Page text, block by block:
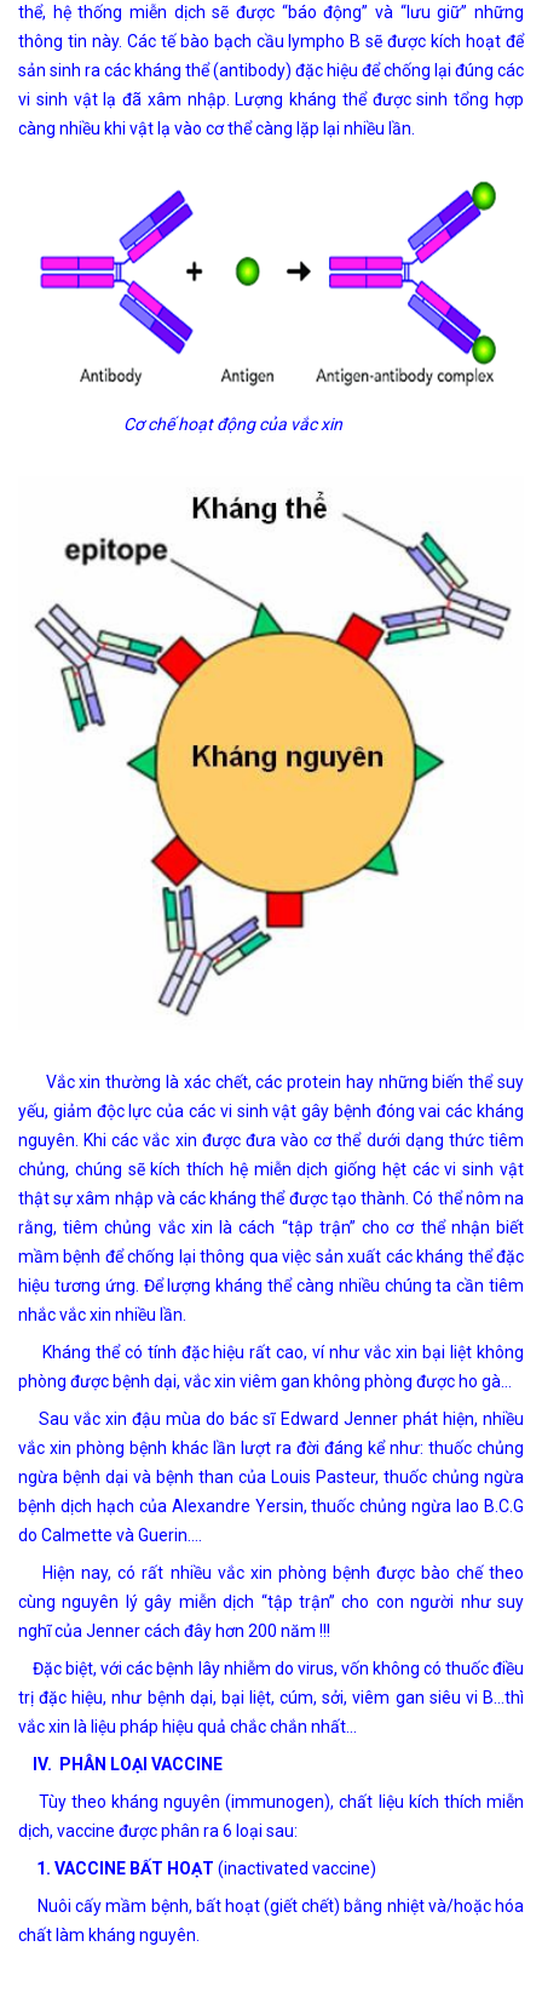
thể, hệ thống miễn dịch sẽ được “báo động” và “lưu giữ” những
thông tin này. Các tế bào bạch cầu lympho B sẽ được kích hoạt để
sản sinh ra các kháng thể (antibody) đặc hiệu để chống lại đúng các
vi sinh vật lạ đã xâm nhập. Lượng kháng thể được sinh tổng hợp
càng nhiều khi vật lạ vào cơ thể càng lặp lại nhiều lần.
Cơ chế hoạt động của vắc xin
Vắc xin thường là xác chết, các protein hay những biến thể suy
yếu, giảm độc lực của các vi sinh vật gây bệnh đóng vai các kháng
nguyên. Khi các vắc xin được đưa vào cơ thể dưới dạng thức tiêm
chủng, chúng sẽ kích thích hệ miễn dịch giống hệt các vi sinh vật
thật sự xâm nhập và các kháng thể được tạo thành. Có thể nôm na
rằng, tiêm chủng vắc xin là cách “tập trận” cho cơ thể nhận biết
mầm bệnh để chống lại thông qua việc sản xuất các kháng thể đặc
hiệu tương ứng. Để lượng kháng thể càng nhiều chúng ta cần tiêm
nhắc vắc xin nhiều lần.
Kháng thể có tính đặc hiệu rất cao, ví như vắc xin bại liệt không
phòng được bệnh dại, vắc xin viêm gan không phòng được ho gà…
Sau vắc xin đậu mùa do bác sĩ Edward Jenner phát hiện, nhiều
vắc xin phòng bệnh khác lần lượt ra đời đáng kể như: thuốc chủng
ngừa bệnh dại và bệnh than của Louis Pasteur, thuốc chủng ngừa
bệnh dịch hạch của Alexandre Yersin, thuốc chủng ngừa lao B.C.G
do Calmette và Guerin….
Hiện nay, có rất nhiều vắc xin phòng bệnh được bào chế theo
cùng nguyên lý gây miễn dịch “tập trận” cho con người như suy
nghĩ của Jenner cách đây hơn 200 năm !!!
Đặc biệt, với các bệnh lây nhiễm do virus, vốn không có thuốc điều
trị đặc hiệu, như bệnh dại, bại liệt, cúm, sởi, viêm gan siêu vi B…thì
vắc xin là liệu pháp hiệu quả chắc chắn nhất…
IV.
PHÂN LOẠI VACCINE
Tùy theo kháng nguyên (immunogen), chất liệu kích thích miễn
dịch, vaccine được phân ra 6 loại sau:
1. VACCINE BẤT HOẠT (inactivated vaccine)
Nuôi cấy mầm bệnh, bất hoạt (giết chết) bằng nhiệt và/hoặc hóa
chất làm kháng nguyên.